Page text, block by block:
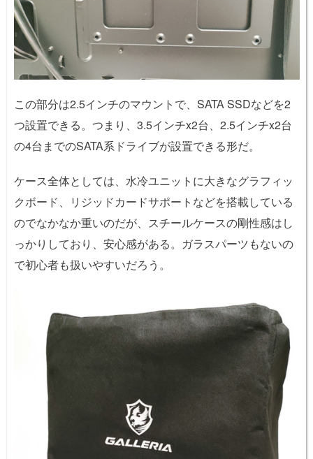
この部分は2.5インチのマウントで、SATA SSDなどを2
つ設置できる。つまり、3.5インチx2台、2.5インチx2台
の4台までのSATA系ドライブが設置できる形だ。
ケース全体としては、水冷ユニットに大きなグラフィッ
クボード、リジッドカードサポートなどを搭載している
のでなかなか重いのだが、スチールケースの剛性感はし
っかりしており、安心感がある。ガラスパーツもないの
で初心者も扱いやすいだろう。